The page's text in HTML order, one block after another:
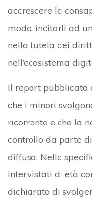
accrescere la
modo, incitarli ad
nella tutela dei
nell’ecosistema
Il report pubblicato
che i minori
ricorrente e che la
controllo da parte
diffusa. Nello
intervistati di età
dichiarato di